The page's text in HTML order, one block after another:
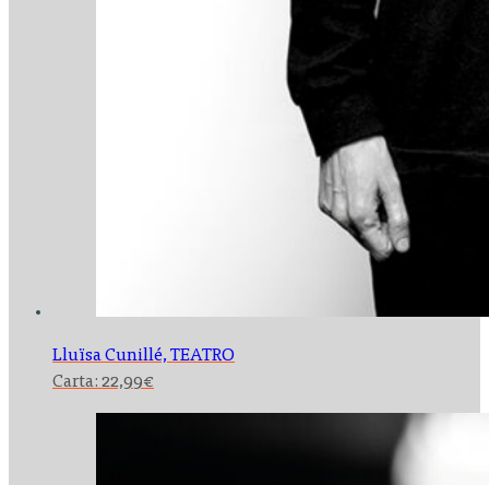
Lluïsa Cunillé,TEATRO
Carta: 22,99€